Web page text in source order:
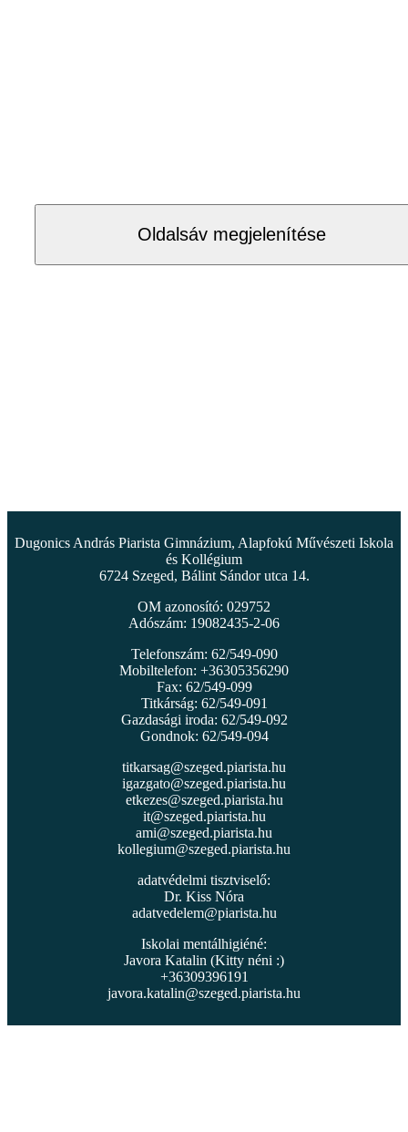
Oldalsáv megjelenítése
Dugonics András Piarista Gimnázium, Alapfokú Művészeti Iskola
és Kollégium
6724 Szeged, Bálint Sándor utca 14.
OM azonosító: 029752
Adószám: 19082435-2-06
Telefonszám: 62/549-090
Mobiltelefon: +36305356290
Fax: 62/549-099
Titkárság: 62/549-091
Gazdasági iroda: 62/549-092
Gondnok: 62/549-094
titkarsag@szeged.piarista.hu
igazgato@szeged.piarista.hu
etkezes@szeged.piarista.hu
it@szeged.piarista.hu
ami@szeged.piarista.hu
kollegium@szeged.piarista.hu
adatvédelmi tisztviselő:
Dr. Kiss Nóra
adatvedelem@piarista.hu
Iskolai mentálhigiéné:
Javora Katalin (Kitty néni :)
+36309396191
javora.katalin@szeged.piarista.hu